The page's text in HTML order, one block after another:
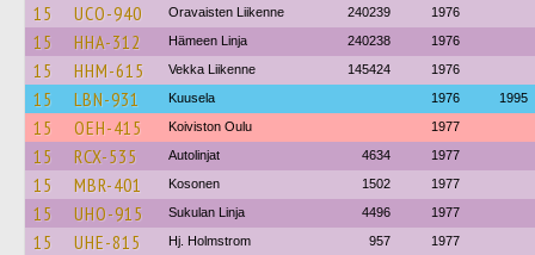
15 UCO-940 Oravaisten Liikenne 240239 1976
15 HHA-312 Hämeen Linja 240238 1976
15 HHM-615 Vekka Liikenne 145424 1976
15 LBN-931 Kuusela 1976 1995
15 OEH-415 Koiviston Oulu 1977
15 RCX-535 Autolinjat 4634 1977
15 MBR-401 Kosonen 1502 1977
15 UHO-915 Sukulan Linja 4496 1977
15 UHE-815 Hj. Holmstrom 957 1977